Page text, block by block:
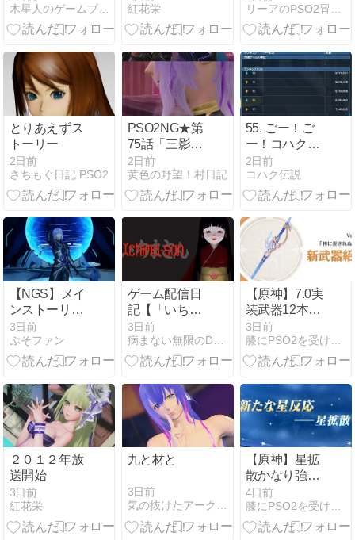
トーリーズ[3
章その想い、
「3章3ー1」
木星人のゲームブログ
な話
紅花栄
とりあえずス
トーリー
2日前
さちもぐ日記 PSO2
PSO2NG★第
75話「三影傑
の遊戯」
2日前
黄色の野望！村日記
55. ごー！ご
ー！コハクく
ん！
2日前
コハク伝説
【NGS】メイ
ンストーリー
更新！今回は
バトルもある
ぞ！そして続
展開へ…【三
影傑】
3日前
ぷそファン
ゲーム配信日
記【「いちま
さん」「プレ
ステ物理ディ
スク生産を終
3日前
病まない無限のDの世界
【原神】7.0実
装武器12本の
性能が公開さ
れました 旅人
用武器強すぎ
て話
3日前
２０１２年放
送開始
3日前
紅花栄
九と材と
3日前
気の抜けたアークス日記
【原神】星拡
散かなり強そ
う…というか
サンドローネ
更に強化され
4日前